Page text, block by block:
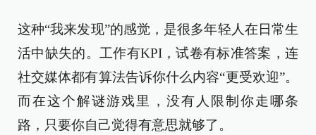
这种“我来发现”的感觉，是很多年轻人在日常生
活中缺失的。工作有KPI，试卷有标准答案，连
社交媒体都有算法告诉你什么内容“更受欢迎”。
而在这个解谜游戏里，没有人限制你走哪条
路，只要你自己觉得有意思就够了。